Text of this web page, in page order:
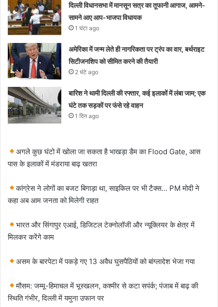
दिल्ली विधानसभा में मानसून सत्र का तूफानी आगाज, आमने-
सामने आए आप-भाजपा विधायक
1 घंटा ago
अमेरिका में जन्म लेते ही नागरिकता पर ट्रंप का वार, बर्थराइट
सिटीजनशिप को सीमित करने की तैयारी
2 घंटे ago
बारिश ने थामी दिल्ली की रफ्तार, कई इलाकों में लंबा जाम; एक
घंटे तक सड़कों पर फंसे रहे वाहन
1 दिन ago
अगले कुछ घंटो में खोला जा सकता है भाखड़ा डैम का Flood Gate, आस
पास के इलाकों में मंडराया बाढ़ खतरा
कांग्रेस ने लोगों का बजट बिगाड़ा था, साइकिल पर भी टैक्स… PM मोदी ने
कहा अब आम जनता को मिलेगी राहत
भारत और सिंगापुर एआई, डिजिटल टेक्नोलॉजी और न्यूक्लियर के क्षेत्र में
मिलकर करेंगे काम
असम के बारपेटा में पकड़े गए 13 अवैध घुसपैठियों को बांग्लादेश भेजा गया
मौसम: जम्मू-हिमाचल में भूस्खलन, कश्मीर से कटा सपंर्क; पंजाब में बाढ़ की
स्थिति गंभीर, दिल्ली में यमुना उफान पर